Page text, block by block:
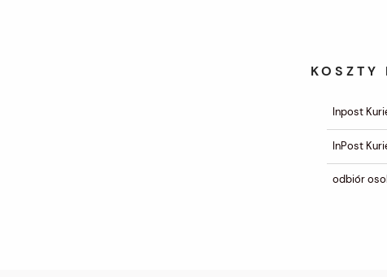
KOSZTY
Inpost
InPost
odbiór